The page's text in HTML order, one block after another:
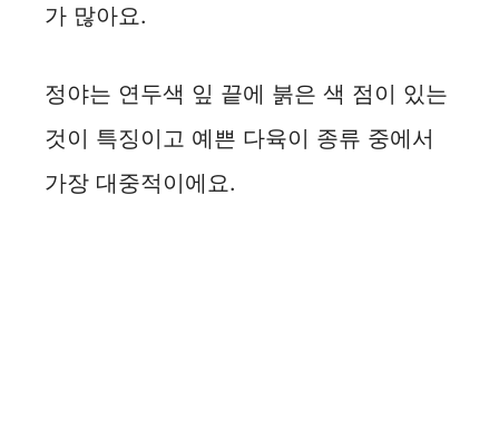
가 많아요.
정야는 연두색 잎 끝에 붉은 색 점이 있는
것이 특징이고 예쁜 다육이 종류 중에서
가장 대중적이에요.